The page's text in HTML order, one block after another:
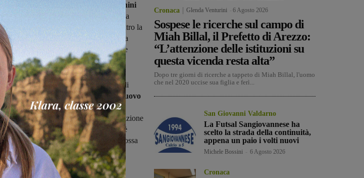
di avere
esonerato Andrea Bernini
l'allenamento e questo lasciava
lui a sedere in panchina domenica contro la
allenatore Mario Palazzi,
in uscita da
dove, in seguito alla radiazione
sono stati svincolati.
secondo di Serse Cosm
e prima di
Castelli Romani, in Lega Pro.
ll nuovo
la squadra e diretto il primo
fissata per domani
(ore 18) la presentazione
di salvare la Sangiovannese non è
una scossasi spera che questa mossa possa
Cronaca Glenda Venturini 6 Agosto 2026
Sospese le ricerche sul campo di
Miah Billal, il Prefetto di Arezzo:
“L’attenzione delle istituzioni su
questa vicenda resta alta”
Dopo tre giorni di ricerche a tappeto di Miah Billal, l'uomo
che nel 2020 uccise sua figlia e ferì...
San Giovanni Valdarno
La Futsal Sangiovannese ha
scelto la strada della continuità,
appena un paio i volti nuovi
Michele Bossini 6 Agosto 2026
Cronaca